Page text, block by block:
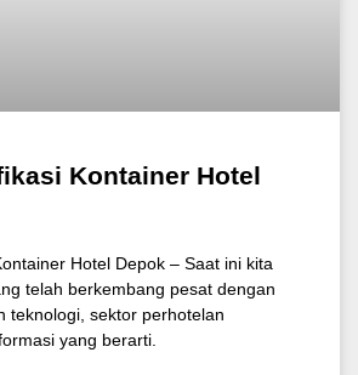
Kontainer Hotel
Hotel Depok – Saat ini kita
telah berkembang pesat dengan
teknologi, sektor perhotelan
yang berarti.